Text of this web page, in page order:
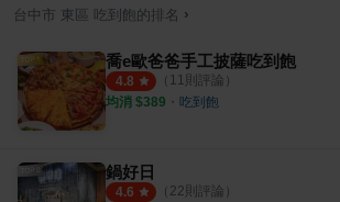
台中市 東區 吃到飽的排名 ›
喬e歐爸爸手工披薩吃到飽
4.8 （ 11則評論）
均消 $389 ・ 吃到飽
鍋好日
4.6 （ 22則評論）